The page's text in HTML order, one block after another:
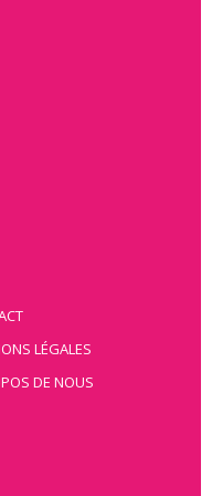
LÉGALES
DE NOUS